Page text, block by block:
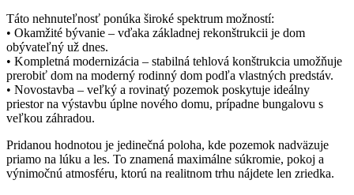
Táto nehnuteľnosť ponúka široké spektrum možností:
• Okamžité bývanie – vďaka základnej rekonštrukcii je dom
obývateľný už dnes.
• Kompletná modernizácia – stabilná tehlová konštrukcia umožňuje
prerobiť dom na moderný rodinný dom podľa vlastných predstáv.
• Novostavba – veľký a rovinatý pozemok poskytuje ideálny
priestor na výstavbu úplne nového domu, prípadne bungalovu s
veľkou záhradou.
Pridanou hodnotou je jedinečná poloha, kde pozemok nadväzuje
priamo na lúku a les. To znamená maximálne súkromie, pokoj a
výnimočnú atmosféru, ktorú na realitnom trhu nájdete len zriedka.